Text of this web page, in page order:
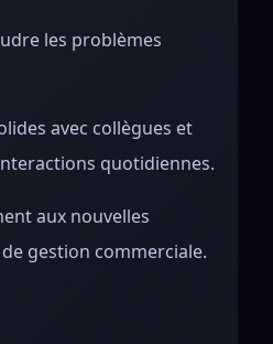
les problèmes
avec collègues et
quotidiennes.
aux nouvelles
gestion commerciale.